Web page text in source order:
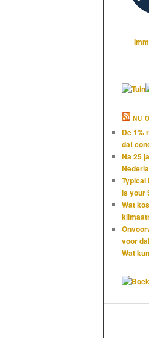
NU
De 1%
dat
Na 25
Typical
is your
Wat
voor
Wat